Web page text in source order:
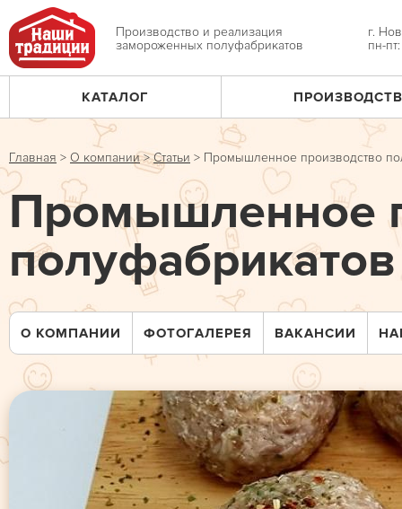
Jump
to
navigation
Производство и реализация
замороженных полуфабрикатов
г.
пн-
Главное
меню
КАТАЛОГ
Вы
здесь
Главная > О компании>Статьи > Промышленное производство
Промышленное
полуфабрикатов
О КОМПАНИИ ФОТОГАЛЕРЕЯ ВАКАНСИИ